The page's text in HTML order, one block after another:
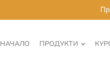
НАЧАЛО ПРОДУКТИ